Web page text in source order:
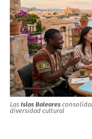
Las Islas Baleares
diversidad cultural